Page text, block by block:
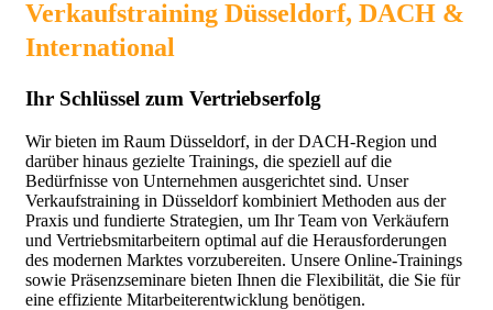
Verkaufstraining Düsseldorf, DACH &
International
Ihr Schlüssel zum Vertriebserfolg
Wir bieten im Raum Düsseldorf, in der DACH-Region und
darüber hinaus gezielte Trainings, die speziell auf die
Bedürfnisse von Unternehmen ausgerichtet sind. Unser
Verkaufstraining in Düsseldorf kombiniert Methoden aus der
Praxis und fundierte Strategien, um Ihr Team von Verkäufern
und Vertriebsmitarbeitern optimal auf die Herausforderungen
des modernen Marktes vorzubereiten. Unsere Online-Trainings
sowie Präsenzseminare bieten Ihnen die Flexibilität, die Sie für
eine effiziente Mitarbeiterentwicklung benötigen.